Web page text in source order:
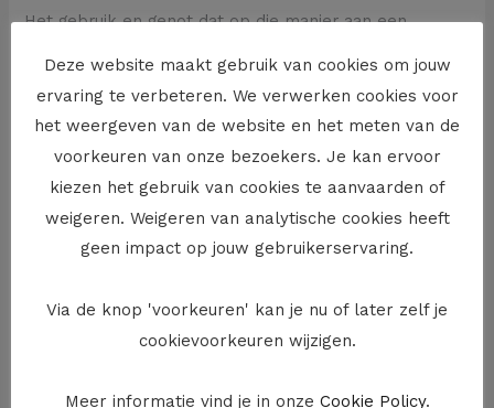
Het gebruik en genot dat op die manier aan een
van bepaalde goederen krijgt dat die uiteindelijk ook
aan hem of haar worden toebedeeld in het kader van
Vergoeding betalen?
Krijg je het gebruik en genot van meer of meer
bestaat de kans dat je voor dat gebruik een
gebruiksvergoeding verschuldigd bent aan je ex-
Deze website maakt gebruik van cookies om jouw
ervaring te verbeteren. We verwerken cookies voor
het weergeven van de website en het meten van de
voorkeuren van onze bezoekers. Je kan ervoor
kiezen het gebruik van cookies te aanvaarden of
weigeren. Weigeren van analytische cookies heeft
geen impact op jouw gebruikerservaring.
Via de knop 'voorkeuren' kan je nu of later zelf je
cookievoorkeuren wijzigen.
Meer informatie vind je in onze Cookie Policy.